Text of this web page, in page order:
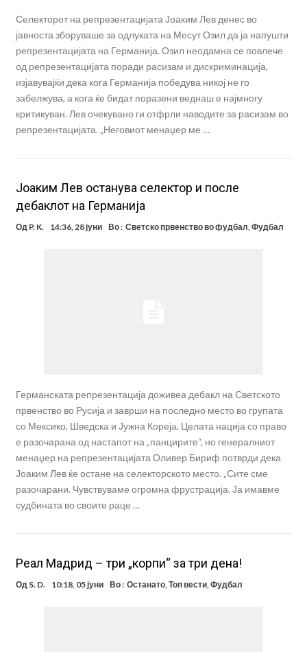
Селекторот на репрезентацијата Јоаким Лев денес во
јавноста зборуваше за одлуката на Месут Озил да ја напушти
репрезентацијата на Германија. Озил неодамна се повлече
од репрезентацијата поради расизам и дискриминација,
изјавувајќи дека кога Германија победува никој не го
забелжува, а кога ќе бидат поразени веднаш е најмногу
критикуван. Лев очекувано ги отфрли наводите за расизам во
репрезентацијата. „Неговиот менаџер ме …
Јоаким Лев останува селектор и после
дебаклот на Германија
Од P. K. 14:36, 28 јуни Во : Светско првенство во фудбал,Фудбал
Германската репрезентација доживеа дебакл на Светското
првенство во Русија и заврши на последно место во групата
со Мексико, Шведска и Јужна Кореја. Целата нација со право
е разочарана од настапот на „панцирите“, но генералниот
менаџер на репрезентацијата Оливер Бириф потврди дека
Јоаким Лев ќе остане на селекторското место. „Сите сме
разочарани. Чувствуваме огромна фрустрација. Ја имавме
судбината во своите раце …
Реал Мадрид – три „корпи“ за три дена!
Од S. D. 10:18, 05 јуни Во : Останато,Топ вести,Фудбал